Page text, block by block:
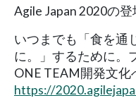
Agile Japan 2020の登
いつまでも「食を通
に。」するために。
ONE TEAM開発文化
https://